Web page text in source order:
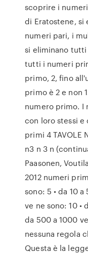
scoprire i
di Eratostene,
numeri pari, i
si eliminano tutti
tutti i numeri
primo, 2, fino
primo è 2 e non
numero primo. I
con loro stessi e
primi 4 TAVOLE
n3 n 3 n
Paasonen,
2012 numeri
sono: 5 • da 10 a
ve ne sono: 10 •
da 500 a 1000
nessuna regola
Questa è la